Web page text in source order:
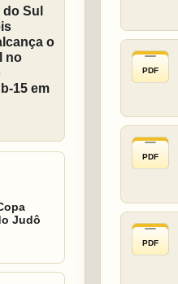
Sul
o
no
15 em
Judô
PDF
PDF
PDF